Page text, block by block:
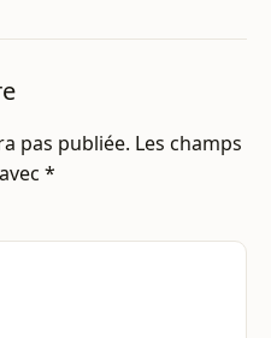
pas publiée. Les champs
*